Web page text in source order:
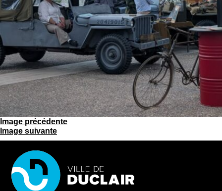
Image précédente
Image suivante